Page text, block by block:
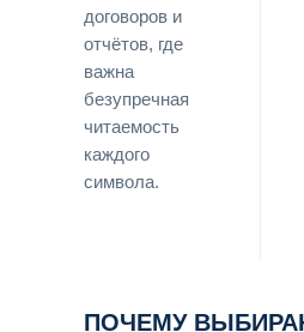
договоров и
отчётов, где
важна
безупречная
читаемость
каждого
символа.
ПОЧЕМУ